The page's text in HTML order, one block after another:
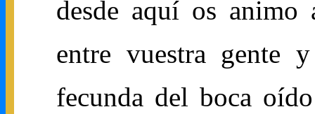
desde aquí os animo
entre vuestra gente
fecunda del boca